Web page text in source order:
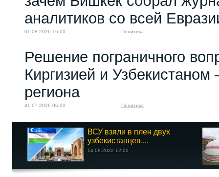
аналитиков со всей
01.08.2026 16:00 Политика
Решение пограничного
Киргизией и Узбекистаном
региона
31.07.2026 06:00 Политика
ВСУ взяли в плен двух
узбекистанцев,...
14.09.2022 12:00